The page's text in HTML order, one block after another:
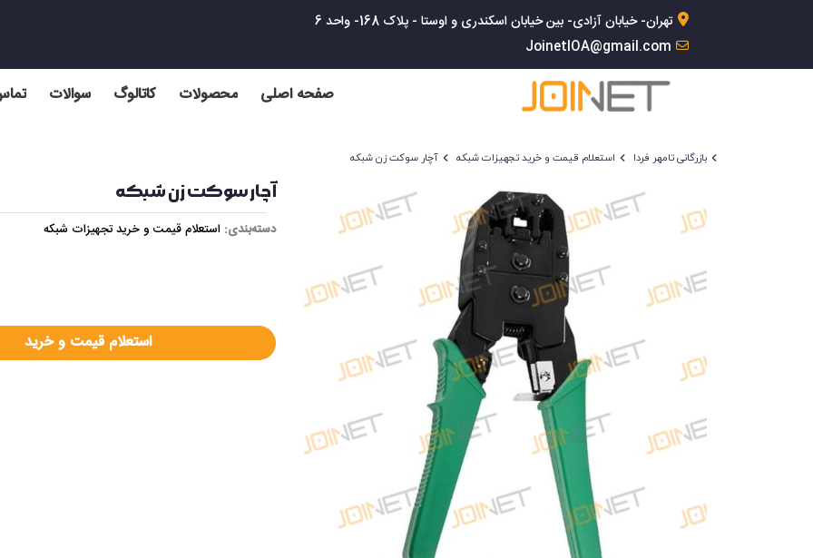
تهران- خیابان آزادی- بین خیابان اسکندری و اوستا - پلاک 168- واحد 6
JoinetIOA@gmail.com
صفحه اصلی محصولات کاتالوگ سوالات
بازرگانی تامهر فردا استعلام قیمت و خرید تجهیزات شبکه آچار سوکت زن شبکه
آچار سوکت زن شبکه
دسته‌بندی: استعلام قیمت و خرید تجهیزات شبکه
استعلام قیمت و خرید